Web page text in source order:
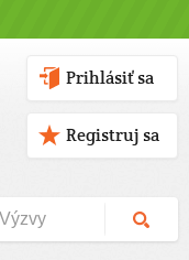
Prihlásiť sa
Registruj sa